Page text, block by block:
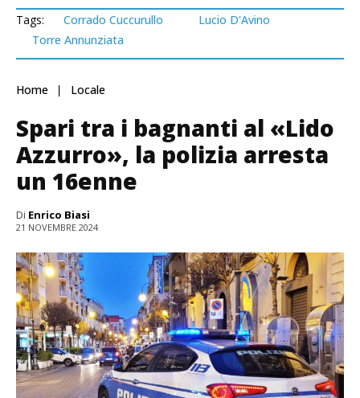
Tags: Corrado Cuccurullo
Lucio D'Avino
Torre Annunziata
Home Locale
Spari tra i bagnanti al «Lido
Azzurro», la polizia arresta
un 16enne
Di Enrico Biasi
21 NOVEMBRE 2024